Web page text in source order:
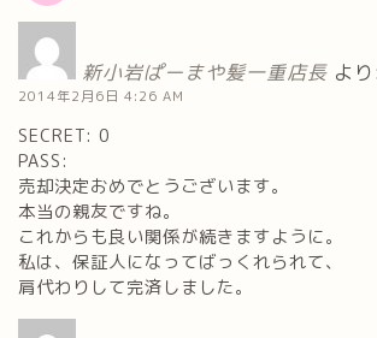
新小岩ぱーまや髪一重店長 より:
2014年2月6日 4:26 AM
SECRET: 0
PASS:
売却決定おめでとうございます。
本当の親友ですね。
これからも良い関係が続きますように。
私は、保証人になってばっくれられて、
肩代わりして完済しました。